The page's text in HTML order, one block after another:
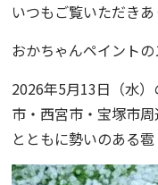
いつもご覧いただきあ
おかちゃんペイントの
2026年5月13日（水
市・西宮市・宝塚市
とともに勢いのある